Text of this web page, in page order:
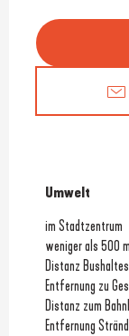
Umwelt
Umwelt
im Stadtzentrum
weniger als 500
Distanz
Entfernung zu
Distanz zum
Entfernung